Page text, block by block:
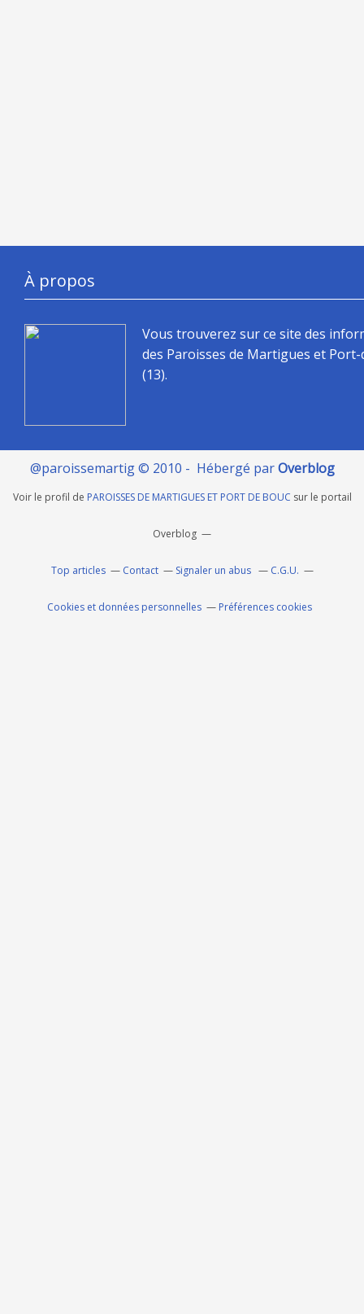
À propos
Vous trouverez sur ce site des
des Paroisses de Martigues et
(13).
@paroissemartig © 2010 - Hébergé parOverblog
Voir le profil de PAROISSES DE MARTIGUES ET PORT DE BOUC sur le portail
Overblog
Top articles Contact Signaler un abus C.G.U.
Cookies et données personnelles Préférences cookies